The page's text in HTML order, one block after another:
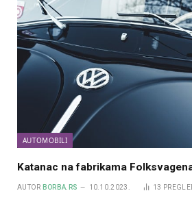
AUTOMOBILI
Katanac na fabrikama
AUTOR BORBA.RS 10.10.2023. 13